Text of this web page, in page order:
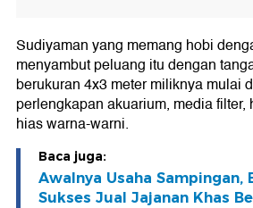
Sudiyaman yang memang hobi
menyambut peluang itu dengan
berukuran 4x3 meter miliknya mulai
perlengkapan akuarium, media
hias warna-warni.
Baca juga:
Awalnya Usaha Sampingan,
Sukses Jual Jajanan Khas